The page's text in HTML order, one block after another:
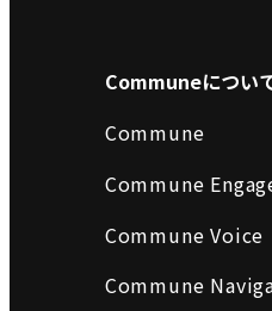
Communeについ
Commune
Commune
Commune Voice
Commune